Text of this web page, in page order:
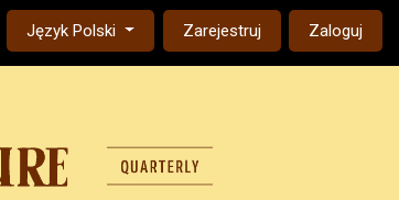
Change the language. The current language is:
Język Polski Zarejestruj Zaloguj